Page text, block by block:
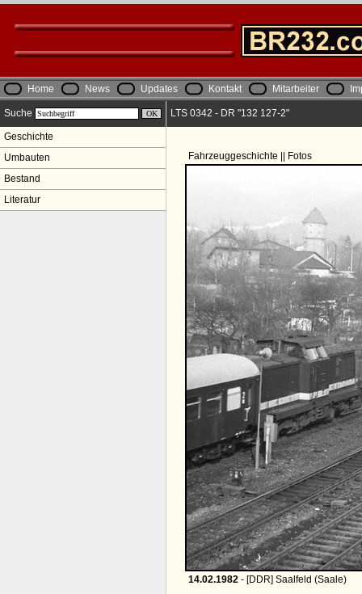
Home News Updates Kontakt Mitarbeiter
Suche
Geschichte
Umbauten
Bestand
Literatur
LTS 0342 - DR "132 127-2"
Fahrzeuggeschichte || Fotos
14.02.1982- [DDR] Saalfeld (Saale)